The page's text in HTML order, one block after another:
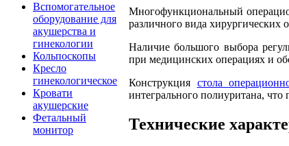
Вспомогательное
оборудование для
акушерства и
гинекологии
Кольпоскопы
Кресло
гинекологическое
Кровати
акушерские
Фетальный
монитор
Многофункциональный
различного вида хирургических
Наличие большого выбора
при медицинских операциях и
Конструкция стола
интегрального полиуритана, что
Технические